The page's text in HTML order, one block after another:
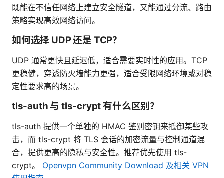
既能在不信任网络上建立安全隧道，又能通过分流、路由
策略实现高效网络访问。
如何选择 UDP 还是 TCP？
UDP 通常更快且延迟低，适合需要实时性的应用。TCP
更稳健，穿透防火墙能力更强，适合受限网络环境或对稳
定性要求高的场景。
tls-auth 与 tls-crypt 有什么区别？
tls-auth 提供一个单独的 HMAC 鉴别密钥来抵御某些攻
击，而 tls-crypt 将 TLS 会话的加密流量与控制通道混
合，提供更高的隐私与安全性。推荐优先使用 tls-
crypt。 Openvpn Community Download 及相关 VPN